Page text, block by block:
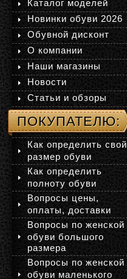
Каталог моделей
Новинки обуви 2026
Обувной дисконт
О компании
Наши магазины
Новости
Статьи и обзоры
ПОКУПАТЕЛЮ:
Как определить свой
размер обуви
Как определить
полноту обуви
Вопросы цены,
оплаты, доставки
Вопросы по женской
обуви большого
размера
Вопросы по женской
обуви маленького